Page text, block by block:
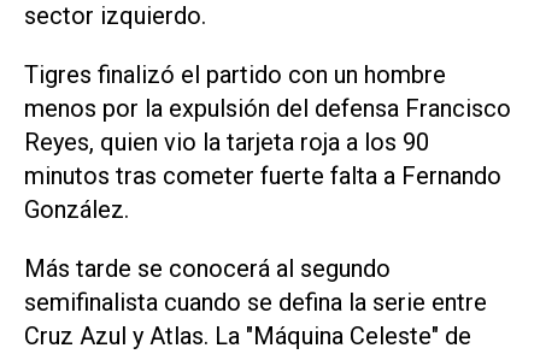
‌sector izquierdo.
Tigres finalizó el partido con un hombre
menos por la expulsión del defensa Francisco
Reyes, quien vio la tarjeta roja a los 90
minutos tras cometer fuerte falta a Fernando
González.
Más tarde ‌se conocerá al segundo
semifinalista cuando se defina la serie entre
Cruz Azul y Atlas. La "Máquina Celeste" ‌de